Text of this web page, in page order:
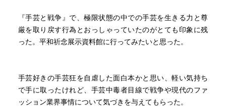
『手芸と戦争』で、極限状態の中での手芸を生きる力と尊
厳を取り戻す行為とおっしゃっていたのがとても印象に残
った。平和祈念展示資料館に行ってみたいと思った。
手芸好きの手芸狂を自虐した面白本かと思い、軽い気持ち
で手に取ったけれど、手芸中毒者目線で戦争や現代のファ
ッション業界事情について気づきを与えてもらった。